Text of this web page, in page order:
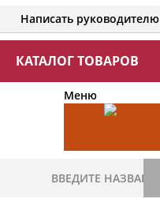
Написать руководителю
КАТАЛОГ ТОВАРОВ
Меню